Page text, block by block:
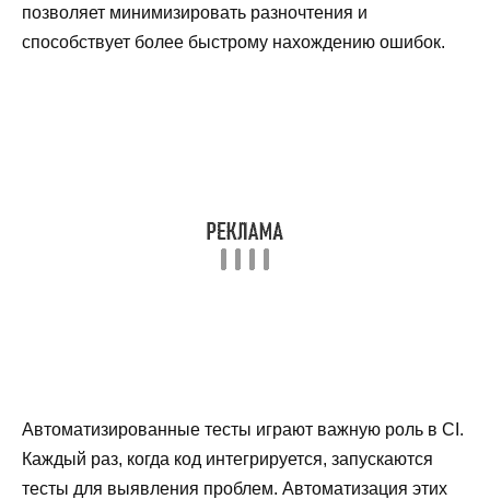
позволяет минимизировать разночтения и
способствует более быстрому нахождению ошибок.
Автоматизированные тесты играют важную роль в CI.
Каждый раз, когда код интегрируется, запускаются
тесты для выявления проблем. Автоматизация этих